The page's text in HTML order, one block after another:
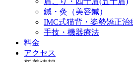
鍼・灸（美容鍼）
IMC式猫背・姿勢矯正治
手技・機器療法
料金
アクセス